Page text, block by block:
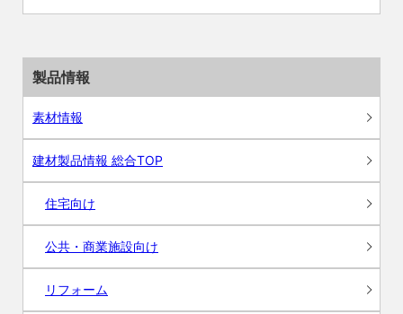
製品情報
素材情報
建材製品情報 総合TOP
住宅向け
公共・商業施設向け
リフォーム